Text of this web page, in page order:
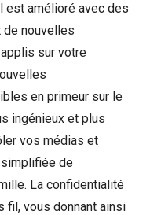
est amélioré avec des
de nouvelles
sur votre
en primeur sur le
ingénieux et plus
vos médias et
simplifiée de
La confidentialité
fil, vous donnant ainsi